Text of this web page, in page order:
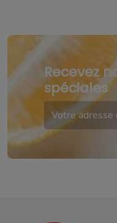
Recevez
spéciales